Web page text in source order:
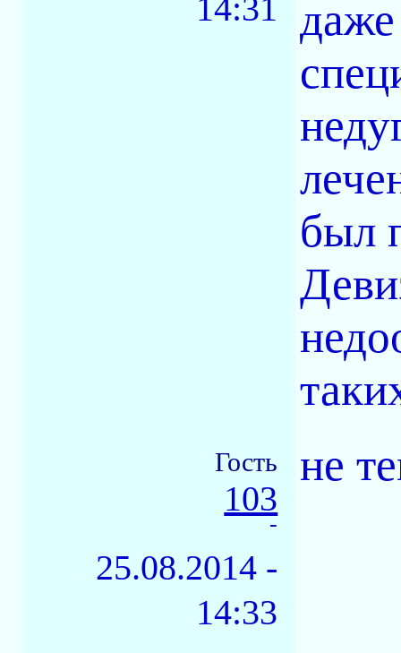
14:31
был
Гость
103
-
25.08.2014 -
14:33
не